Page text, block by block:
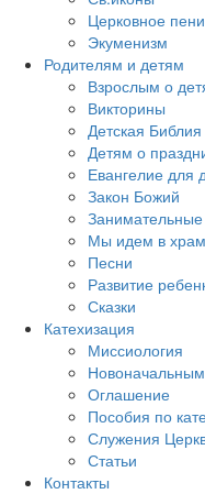
Церковное
Экуменизм
Родителям и детям
Взрослым о
Викторины
Детская Библия
Детям о
Евангелие для
Закон Божий
Мы идем в храм
Песни
Развитие
Сказки
Катехизация
Миссиология
Новоначальным
Оглашение
Пособия по
Служения
Статьи
Контакты